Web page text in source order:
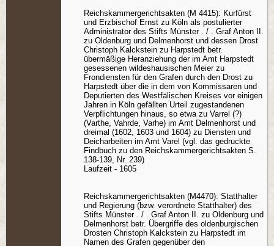
Reichskammergerichtsakten (M 4415): Kurfürst
und Erzbischof Ernst zu Köln als postulierter
Administrator des Stifts Münster . / . Graf Anton II.
zu Oldenburg und Delmenhorst und dessen Drost
Christoph Kalckstein zu Harpstedt betr.
übermäßige Heranziehung der im Amt Harpstedt
gesessenen wildeshausischen Meier zu
Frondiensten für den Grafen durch den Drost zu
Harpstedt über die in dem von Kommissaren und
Deputierten des Westfälischen Kreises vor einigen
Jahren in Köln gefällten Urteil zugestandenen
Verpflichtungen hinaus, so etwa zu Varrel (?)
(Varthe, Vahrde, Varhe) im Amt Delmenhorst und
dreimal (1602, 1603 und 1604) zu Diensten und
Deicharbeiten im Amt Varel (vgl. das gedruckte
Findbuch zu den Reichskammergerichtsakten S.
138-139, Nr. 239)
Laufzeit - 1605
Reichskammergerichtsakten (M4470): Statthalter
und Regierung (bzw. verordnete Statthalter) des
Stifts Münster . / . Graf Anton II. zu Oldenburg und
Delmenhorst betr. Übergriffe des oldenburgischen
Drosten Christoph Kalckstein zu Harpstedt im
Namen des Grafen gegenüber den